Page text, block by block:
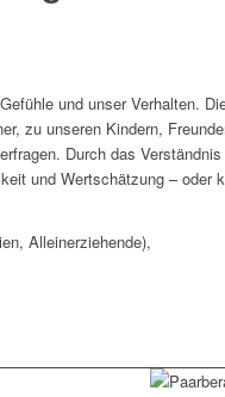
und unser Verhalten.
zu unseren Kindern,
Durch das
und Wertschätzung – oder
Alleinerziehende),